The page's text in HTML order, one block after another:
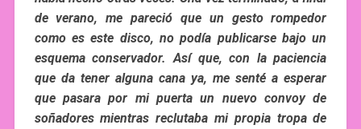
de verano, me pareció que un gesto rompedor
como es este disco, no podía publicarse bajo un
esquema conservador. Así que, con la paciencia
que da tener alguna cana ya, me senté a esperar
que pasara por mi puerta un nuevo convoy de
soñadores mientras reclutaba mi propia tropa de